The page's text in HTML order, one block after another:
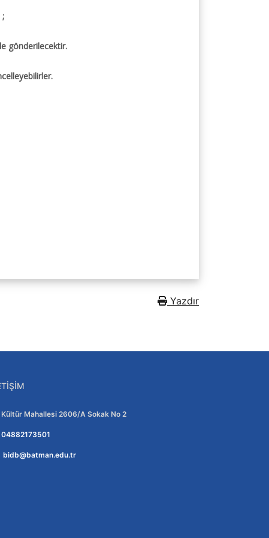
;
gönderilecektir.
Yazdır
Adres:
Kültür Mahallesi 2606/A Sokak No 2
Telefon:
04882173501
E-posta:
bidb@batman.edu.tr